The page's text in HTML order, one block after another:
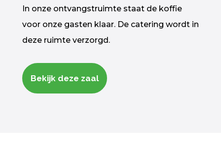
In onze ontvangstruimte staat de koffie
voor onze gasten klaar. De catering wordt in
deze ruimte verzorgd.
Bekijk deze zaal